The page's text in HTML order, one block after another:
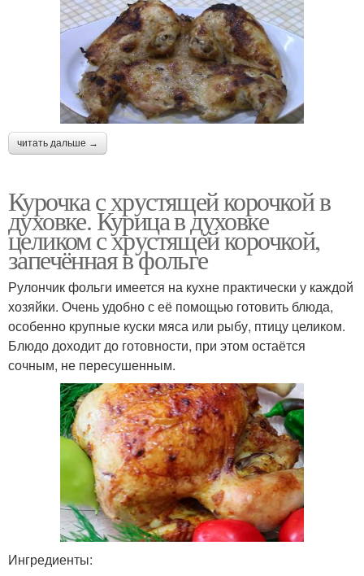
читать дальше →
Курочка с хрустящей корочкой в
духовке. Курица в духовке
целиком с хрустящей корочкой,
запечённая в фольге
Рулончик фольги имеется на кухне практически у каждой
хозяйки. Очень удобно с её помощью готовить блюда,
особенно крупные куски мяса или рыбу, птицу целиком.
Блюдо доходит до готовности, при этом остаётся
сочным, не пересушенным.
Ингредиенты: